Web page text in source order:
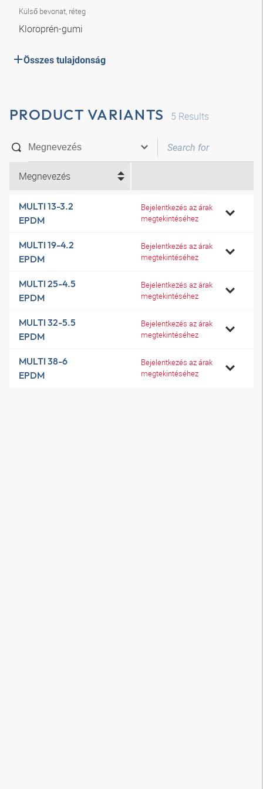
Külső bevonat, réteg
Kloroprén-gumi
Összes tulajdonság
PRODUCT VARIANTS 5 Results
Megnevezés
MULTI 13-3.2
EPDM
Bejelentkezés az árak
megtekintéséhez
MULTI 19-4.2
EPDM
Bejelentkezés az árak
megtekintéséhez
MULTI 25-4.5
EPDM
Bejelentkezés az árak
megtekintéséhez
MULTI 32-5.5
EPDM
Bejelentkezés az árak
megtekintéséhez
MULTI 38-6
EPDM
Bejelentkezés az árak
megtekintéséhez